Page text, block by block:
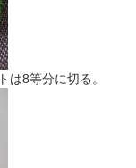
は8等分に切る。